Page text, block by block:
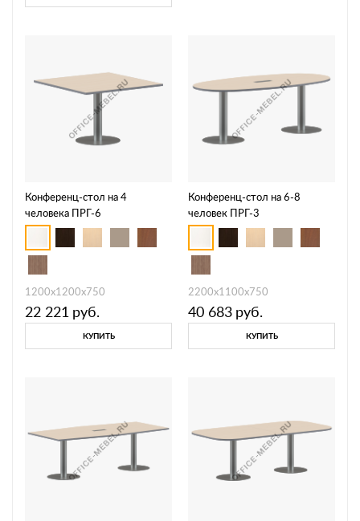
Конференц-стол на 4
человека ПРГ-6
1200х1200х750
22 221 руб.
КУПИТЬ
Конференц-стол на 6-8
человек ПРГ-3
2200х1100х750
40 683 руб.
КУПИТЬ